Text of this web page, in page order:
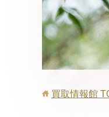
買取情報館